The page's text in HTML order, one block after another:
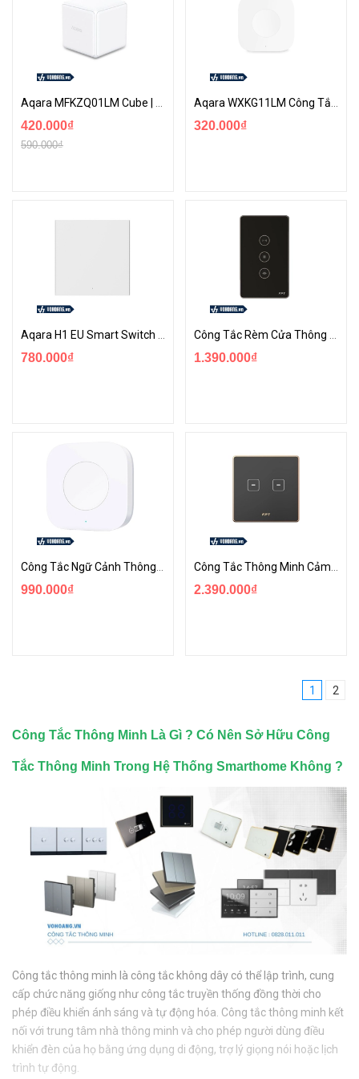
420.000₫
590.000₫
320.000₫
780.000₫ 1.390.000₫
990.000₫ 2.390.000₫
1 2
Công Tắc Thông Minh Là Gì ? Có Nên Sở Hữu Công
Tắc Thông Minh Trong Hệ Thống Smarthome Không ?
Công tắc thông minh là công tắc không dây có thể lập trình, cung
cấp chức năng giống như công tắc truyền thống đồng thời cho
phép điều khiển ánh sáng và tự động hóa. Công tắc thông minh kết
nối với trung tâm nhà thông minh và cho phép người dùng điều
khiển đèn của họ bằng ứng dụng di động, trợ lý giọng nói hoặc lịch
trình tự động.